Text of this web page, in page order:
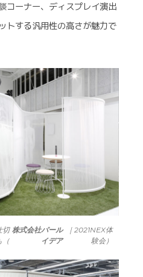
コーナー、ディスプレイ演出
トする汎用性の高さが魅力で
切
（
株式会社パール
イデア
｜2021NEX体
験会）